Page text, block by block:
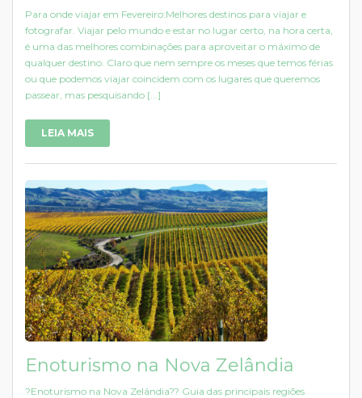
Para onde viajar em Fevereiro:Melhores destinos para viajar e
fotografar. Viajar pelo mundo e estar no lugar certo, na hora certa,
é uma das melhores combinações para aproveitar o máximo de
qualquer destino. Claro que nem sempre os meses que temos férias
ou que podemos viajar coincidem com os lugares que queremos
passear, mas pesquisando [...]
LEIA MAIS
Enoturismo na Nova Zelândia
?Enoturismo na Nova Zelândia?? Guia das principais regiões